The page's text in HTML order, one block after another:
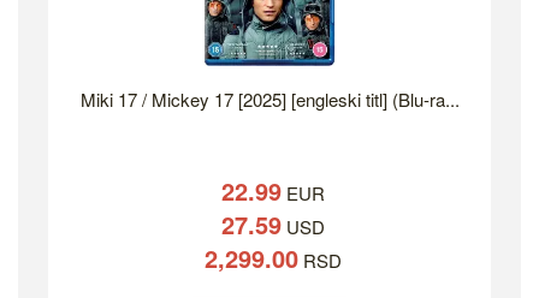
Miki 17 / Mickey 17 [2025] [engleski titl] (Blu-ra...
22.99EUR
27.59USD
2,299.00RSD